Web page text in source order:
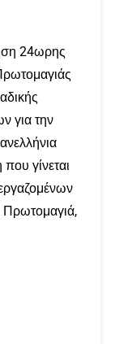
24ωρης
για την
γίνεται
Πρωτομαγιά,